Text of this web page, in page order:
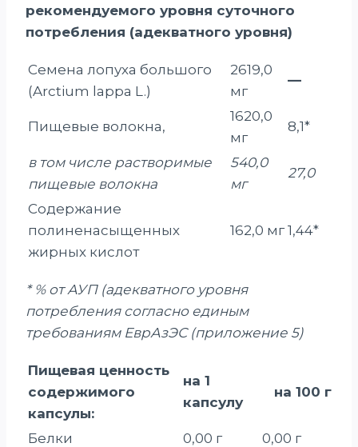
рекомендуемого уровня суточного
потребления (адекватного уровня)
Семена лопуха большого
(Arctium lappa L.)
2619,0
мг
—
Пищевые волокна,
1620,0
мг
8,1*
в том числе растворимые
пищевые волокна
540,0
мг
27,0
Содержание
полиненасыщенных
жирных кислот
162,0 мг 1,44*
* % от АУП (адекватного уровня
потребления согласно единым
требованиям ЕврАзЭС (приложение 5)
Пищевая ценность
содержимого
капсулы:
на 1
капсулу
на 100 г
Белки 0,00 г
0,00 г